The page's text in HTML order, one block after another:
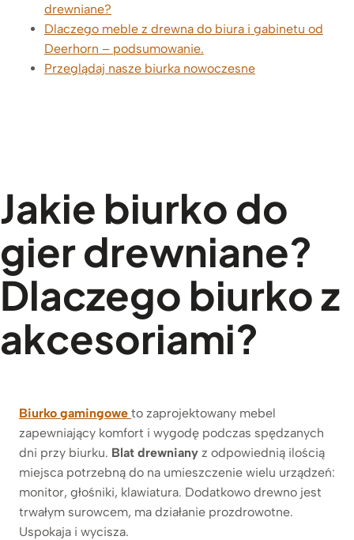
drewniane?
Dlaczego meble z drewna do biura i gabinetu od
Deerhorn – podsumowanie.
Przeglądaj nasze biurka nowoczesne
Jakie biurko do
gier drewniane?
Dlaczego biurko z
akcesoriami?
Biurko gamingowe to zaprojektowany mebel
zapewniający komfort i wygodę podczas spędzanych
dni przy biurku. Blat drewniany z odpowiednią ilością
miejsca potrzebną do na umieszczenie wielu urządzeń:
monitor, głośniki, klawiatura. Dodatkowo drewno jest
trwałym surowcem, ma działanie prozdrowotne.
Uspokaja i wycisza.